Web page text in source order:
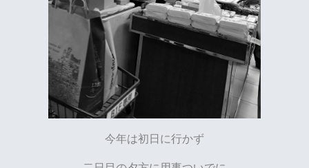
今年は初日に行かず